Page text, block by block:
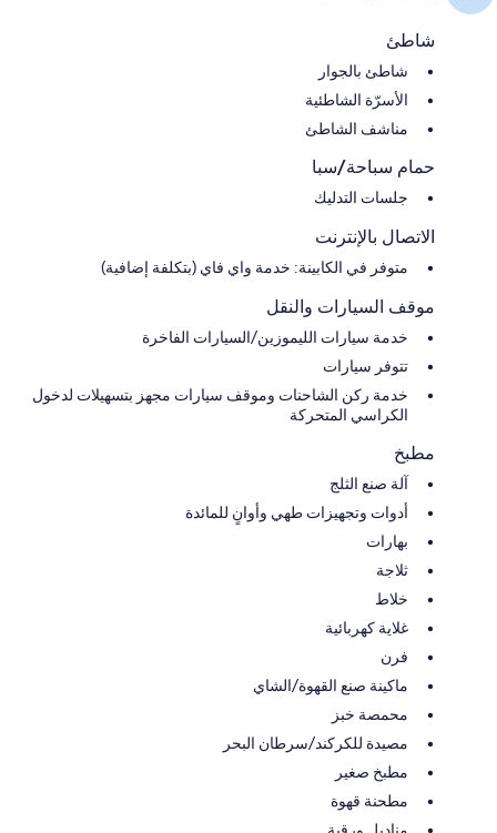
شاطئ
شاطئ بالجوار
الأسرّة الشاطئية
مناشف الشاطئ
حمام سباحة/سبا
جلسات التدليك
الاتصال بالإنترنت
متوفر في الكابينة: خدمة واي فاي (بتكلفة إضافية)
موقف السيارات والنقل
خدمة سيارات الليموزين/السيارات الفاخرة
تتوفر سيارات
خدمة ركن الشاحنات وموقف سيارات مجهز بتسهيلات لدخول
الكراسي المتحركة
مطبخ
آلة صنع الثلج
أدوات وتجهيزات طهي وأوانٍ للمائدة
بهارات
ثلاجة
خلاط
غلاية كهربائية
فرن
ماكينة صنع القهوة/الشاي
محمصة خبز
مصيدة للكركند/سرطان البحر
مطبخ صغير
مطحنة قهوة